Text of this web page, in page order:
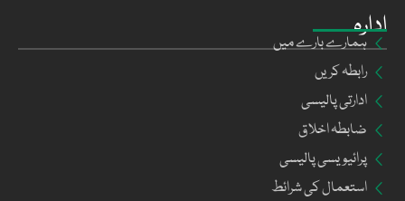
ادارہ
ہمارے بارے میں
رابطہ کریں
ادارتی پالیسی
ضابطہ اخلاق
پرائیویسی پالیسی
استعمال کی شرائط